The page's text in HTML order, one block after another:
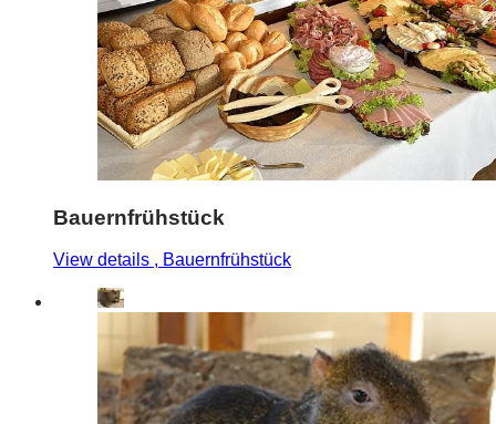
Bauernfrühstück
View details , Bauernfrühstück